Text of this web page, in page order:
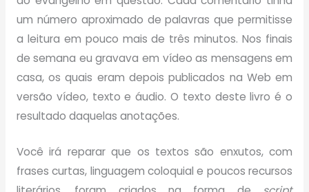
um número aproximado de palavras que permitisse
a leitura em pouco mais de três minutos. Nos finais
de semana eu gravava em vídeo as mensagens em
casa, os quais eram depois publicados na Web em
versão vídeo, texto e áudio. O texto deste livro é o
resultado daquelas anotações.
Você irá reparar que os textos são enxutos, com
frases curtas, linguagem coloquial e poucos recursos